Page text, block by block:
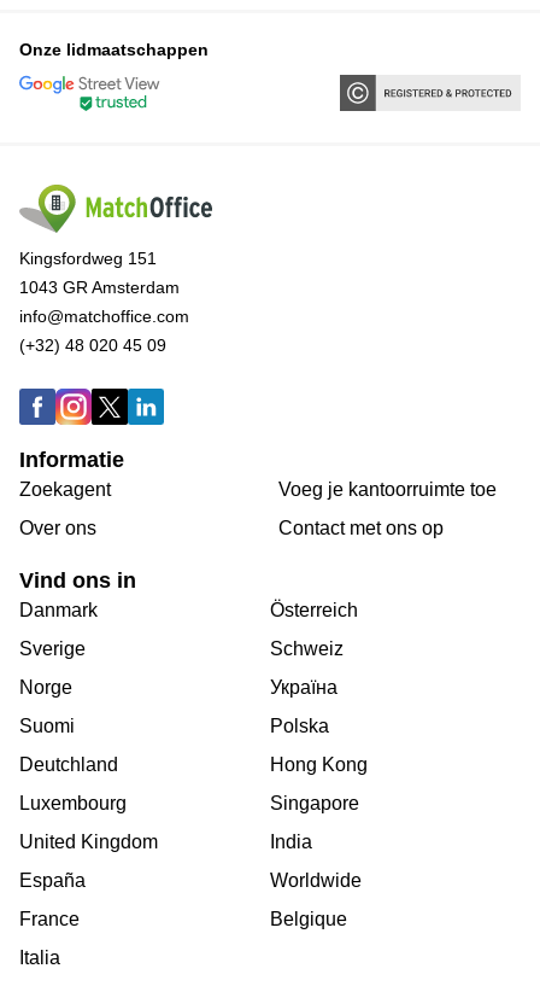
Onze lidmaatschappen
Kingsfordweg 151
1043 GR Amsterdam
info@matchoffice.com
(+32) 48 020 45 09
Informatie
Zoekagent
Over ons
Voeg je kantoorruimte toe
Сontact met ons op
Vind ons in
Danmark
Sverige
Norge
Suomi
Deutchland
Luxembourg
United Kingdom
España
France
Italia
Österreich
Schweiz
Україна
Polska
Hong Kong
Singapore
India
Worldwide
Belgique